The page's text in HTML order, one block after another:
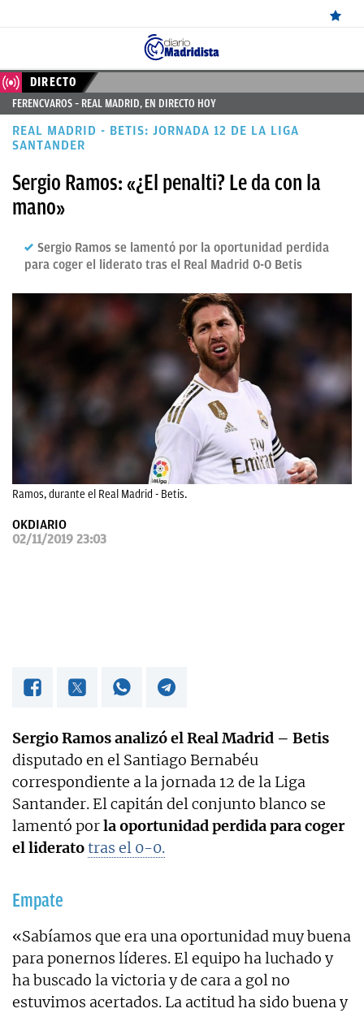
ÚLTIMAS
NOTICIAS
REAL
BALONCESTO
FICHAJES
DIRECTO
DIRECTO
FERENCVAROS – REAL MADRID, EN DIRECTO HOY
REAL MADRID - BETIS: JORNADA 12 DE LA LIGA
SANTANDER
Sergio Ramos: «¿El penalti? Le da con la
mano»
Sergio Ramos se lamentó por la oportunidad perdida
para coger el liderato tras el Real Madrid 0-0 Betis
Ramos, durante el Real Madrid - Betis.
OKDIARIO
02/11/2019 23:03
Sergio Ramos analizó el Real Madrid – Betis
disputado en el Santiago Bernabéu
correspondiente a la jornada 12 de la Liga
Santander. El capitán del conjunto blanco se
lamentó porla oportunidad perdida para coger
el lideratotras el 0-0.
Empate
«Sabíamos que era una oportunidad muy buena
para ponernos líderes. El equipo ha luchado y
ha buscado la victoria y de cara a gol no
estuvimos acertados. La actitud ha sido buena y